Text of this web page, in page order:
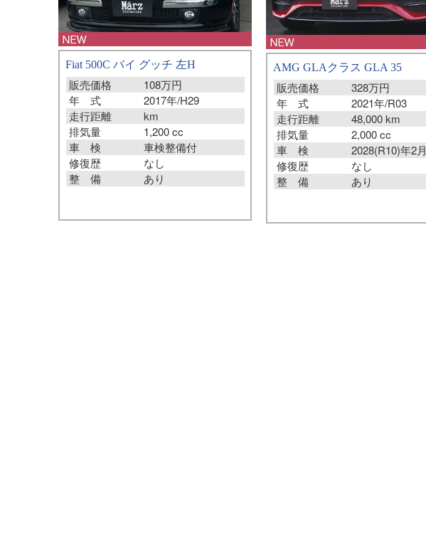
Fiat 500C バイ グッチ 左H
販売価格
108万円
年 式
2017年/H29
走行距離
km
排気量
1,200 cc
車 検
車検整備付
修復歴
なし
整 備
あり
AMG GLAクラス GLA 35
販売価格
328万円
年 式
2021年/R03
走行距離
48,000 km
排気量
2,000 cc
車 検
2028(R10)年2月
修復歴
なし
整 備
あり